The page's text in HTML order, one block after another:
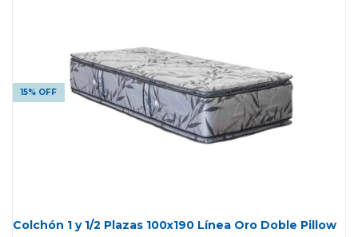
15% OFF
Colchón 1 y 1/2 Plazas 100x190 Línea Oro Doble Pillow